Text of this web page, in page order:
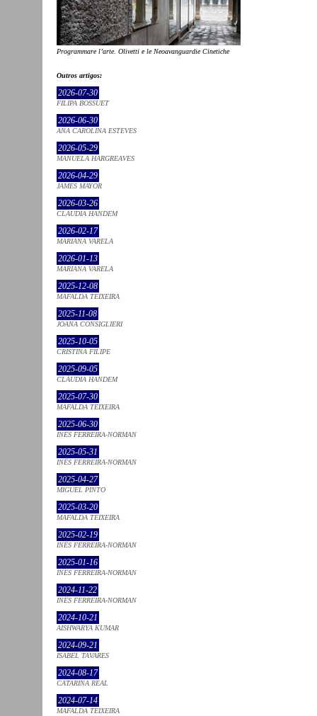
Programmare l’arte. Olivetti e le Neoavanguardie Cinetiche
Outros artigos:
2026-07-30
FILIPA BOSSUET
2026-06-30
ANA CAROLINA ESTEVES
2026-05-29
MANUELA HARGREAVES
2026-04-29
JAMES MAYOR
2026-03-26
CLÁUDIA HANDEM
2026-02-17
MARIANA VARELA
2026-01-13
MARIANA VARELA
2025-12-08
MAFALDA TEIXEIRA
2025-11-08
JOANA CONSIGLIERI
2025-10-05
CRISTINA FILIPE
2025-09-05
CLÁUDIA HANDEM
2025-07-30
MAFALDA TEIXEIRA
2025-06-30
INÊS FERREIRA-NORMAN
2025-05-31
INÊS FERREIRA-NORMAN
2025-04-27
MIGUEL PINTO
2025-03-20
MAFALDA TEIXEIRA
2025-02-19
INÊS FERREIRA-NORMAN
2025-01-16
INÊS FERREIRA-NORMAN
2024-11-22
INÊS FERREIRA-NORMAN
2024-10-21
AISHWARYA KUMAR
2024-09-21
ISABEL TAVARES
2024-08-17
CATARINA REAL
2024-07-14
MAFALDA TEIXEIRA